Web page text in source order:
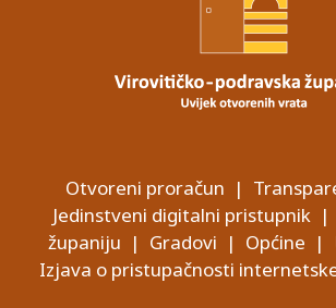
Otvoreni proračun |
Jedinstveni digitalni pristupnik|
županiju | Gradovi | Općine |
Izjava o pristupačnosti